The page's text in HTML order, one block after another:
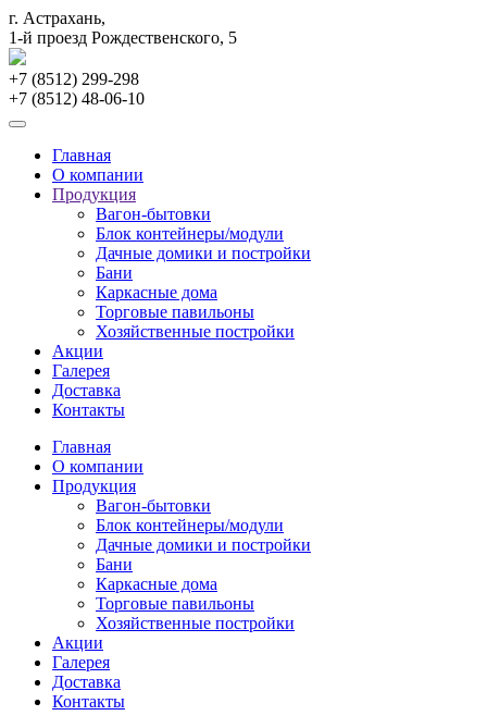
г. Астрахань,
1-й проезд Рождественского, 5
+7 (8512) 299-298
+7 (8512) 48-06-10
Главная
О компании
Продукция
Вагон-бытовки
Блок контейнеры/модули
Дачные домики и постройки
Бани
Каркасные дома
Торговые павильоны
Хозяйственные постройки
Акции
Галерея
Доставка
Контакты
Главная
О компании
Продукция
Вагон-бытовки
Блок контейнеры/модули
Дачные домики и постройки
Бани
Каркасные дома
Торговые павильоны
Хозяйственные постройки
Акции
Галерея
Доставка
Контакты